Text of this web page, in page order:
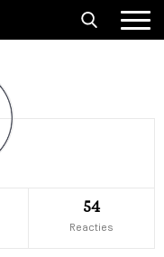
54
Reacties